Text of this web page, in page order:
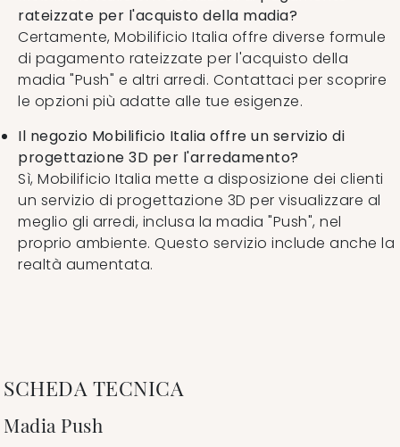
rateizzate per l'acquisto della madia?
Certamente, Mobilificio Italia offre diverse formule
di pagamento rateizzate per l'acquisto della
madia "Push" e altri arredi. Contattaci per scoprire
le opzioni più adatte alle tue esigenze.
Il negozio Mobilificio Italia offre un servizio di
progettazione 3D per l'arredamento?
Sì, Mobilificio Italia mette a disposizione dei clienti
un servizio di progettazione 3D per visualizzare al
meglio gli arredi, inclusa la madia "Push", nel
proprio ambiente. Questo servizio include anche la
realtà aumentata.
SCHEDA TECNICA
Madia Push